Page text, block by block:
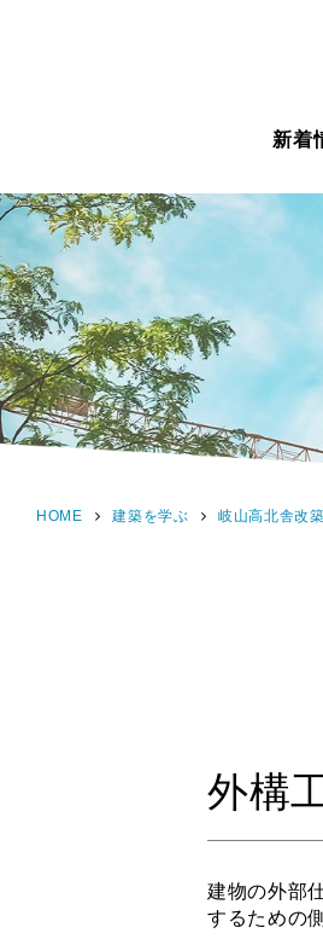
新着
HOME 建築を学ぶ 岐山高北舎改
外構
建物の外部
するための